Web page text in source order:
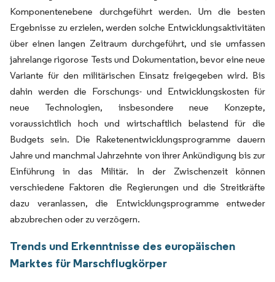
Komponentenebene durchgeführt werden. Um die besten
Ergebnisse zu erzielen, werden solche Entwicklungsaktivitäten
über einen langen Zeitraum durchgeführt, und sie umfassen
jahrelange rigorose Tests und Dokumentation, bevor eine neue
Variante für den militärischen Einsatz freigegeben wird. Bis
dahin werden die Forschungs- und Entwicklungskosten für
neue Technologien, insbesondere neue Konzepte,
voraussichtlich hoch und wirtschaftlich belastend für die
Budgets sein. Die Raketenentwicklungsprogramme dauern
Jahre und manchmal Jahrzehnte von ihrer Ankündigung bis zur
Einführung in das Militär. In der Zwischenzeit können
verschiedene Faktoren die Regierungen und die Streitkräfte
dazu veranlassen, die Entwicklungsprogramme entweder
abzubrechen oder zu verzögern.
Trends und Erkenntnisse des europäischen
Marktes für Marschflugkörper